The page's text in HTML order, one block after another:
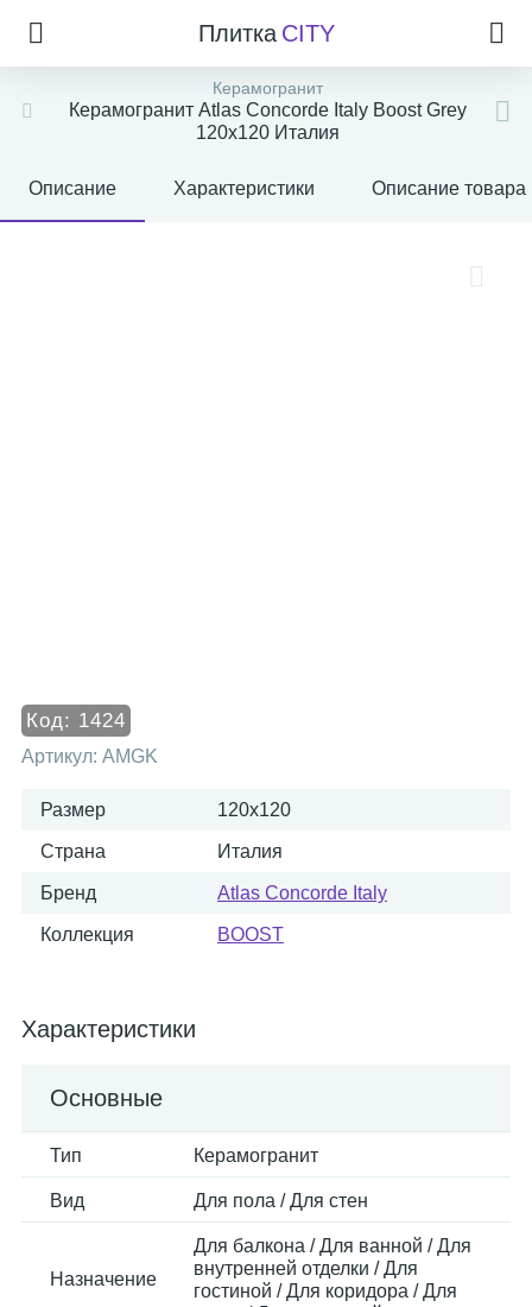
Плитка CITY
Керамогранит
Керамогранит Atlas Concorde Italy Boost Grey
120x120 Италия
Описание Характеристики Описание товара
Код: 1424
Артикул: AMGK
Размер 120x120
Страна Италия
Бренд Atlas Concorde Italy
Коллекция BOOST
Характеристики
Основные
Тип Керамогранит
Вид Для пола / Для стен
Назначение
Для балкона / Для ванной / Для
внутренней отделки / Для
гостиной / Для коридора / Для